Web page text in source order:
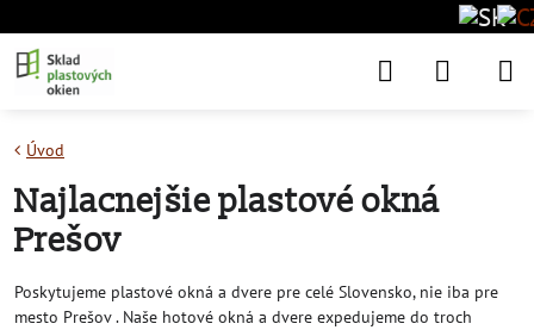
Úvod
Najlacnejšie plastové okná
Prešov
Poskytujeme plastové okná a dvere pre celé Slovensko, nie iba pre
mesto Prešov . Naše hotové okná a dvere expedujeme do troch